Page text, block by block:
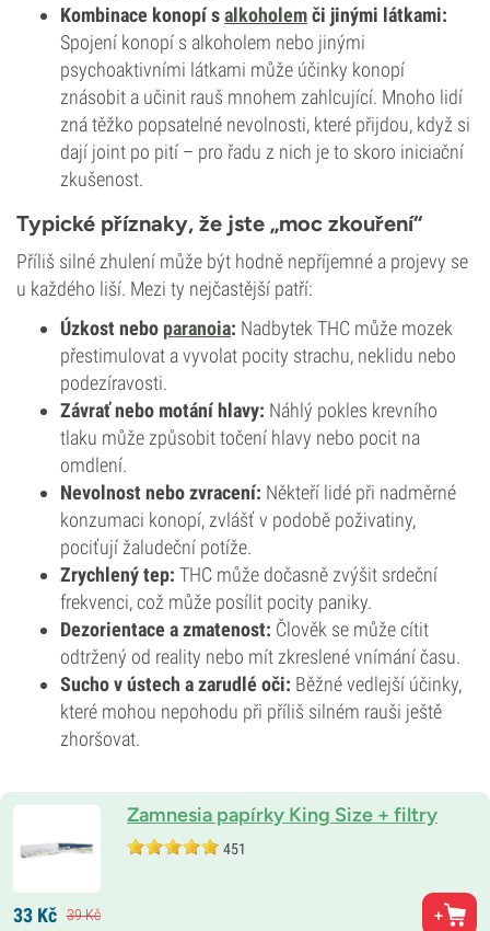
Kombinace konopí salkoholemči jinými látkami:
Spojení konopí s alkoholem nebo jinými
psychoaktivními látkami může účinky konopí
znásobit a učinit rauš mnohem zahlcující. Mnoho lidí
zná těžko popsatelné nevolnosti, které přijdou, když si
dají joint po pití – pro řadu z nich je to skoro iniciační
zkušenost.
Typické příznaky, že jste „moc zkouření“
Příliš silné zhulení může být hodně nepříjemné a projevy se
u každého liší. Mezi ty nejčastější patří:
Úzkost nebo paranoia: Nadbytek THC může mozek
přestimulovat a vyvolat pocity strachu, neklidu nebo
podezíravosti.
Závrať nebo motání hlavy: Náhlý pokles krevního
tlaku může způsobit točení hlavy nebo pocit na
omdlení.
Nevolnost nebo zvracení: Někteří lidé při nadměrné
konzumaci konopí, zvlášť v podobě poživatiny,
pociťují žaludeční potíže.
Zrychlený tep: THC může dočasně zvýšit srdeční
frekvenci, což může posílit pocity paniky.
Dezorientace a zmatenost: Člověk se může cítit
odtržený od reality nebo mít zkreslené vnímání času.
Sucho v ústech a zarudlé oči: Běžné vedlejší účinky,
které mohou nepohodu při příliš silném rauši ještě
zhoršovat.
Zamnesia papírky King Size + filtry
451
33 Kč 39Kč